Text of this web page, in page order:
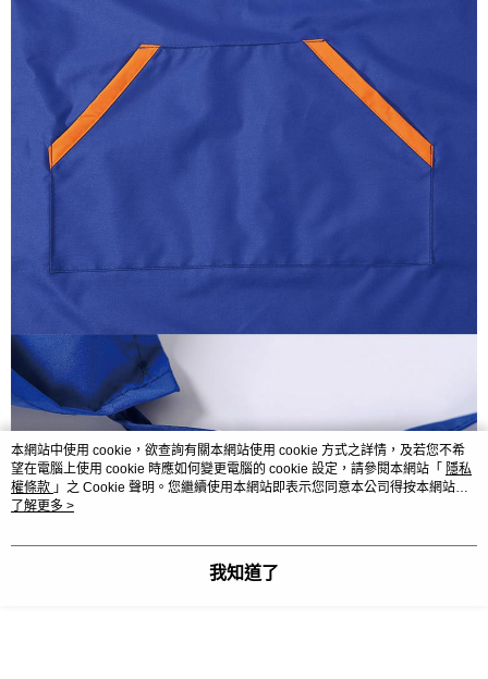
本網站中使用 cookie，欲查詢有關本網站使用 cookie 方式之詳情，及若您不希
望在電腦上使用 cookie 時應如何變更電腦的 cookie 設定，請參閱本網站「 隱私
權條款 」之 Cookie 聲明。您繼續使用本網站即表示您同意本公司得按本網站使
用條款之 Cookie 聲明使用 cookie。
了解更多 >
我知道了